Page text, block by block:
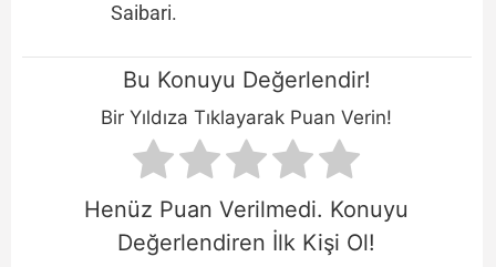
Saibari.
Bu Konuyu Değerlendir!
Bir Yıldıza Tıklayarak Puan Verin!
Henüz Puan Verilmedi. Konuyu
Değerlendiren İlk Kişi Ol!